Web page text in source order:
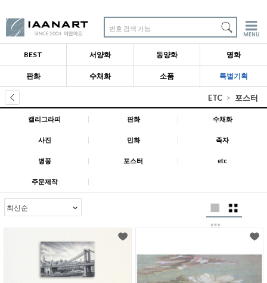
번호 검색 가능
BEST 서양화 동양화 명화
판화 수채화 소품 특별기획
ETC 포스터
캘리그라피 | 판화 | 수채화
사진 | 민화 | 족자
병풍 | 포스터 | etc
주문제작 |